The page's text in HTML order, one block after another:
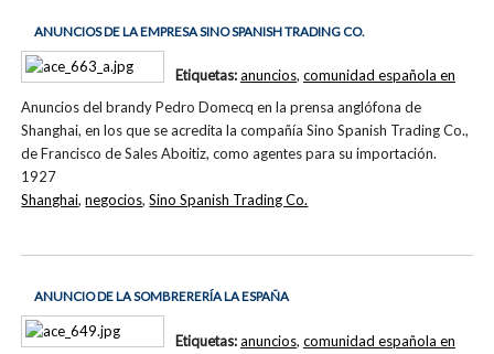
ANUNCIOS DE LA EMPRESA SINO SPANISH TRADING CO.
Anuncios del brandy Pedro Domecq en la prensa anglófona de
Shanghai, en los que se acredita la compañía Sino Spanish Trading Co.,
de Francisco de Sales Aboitiz, como agentes para su importación.
1927
Etiquetas:anuncios, comunidad española en
Shanghai,negocios,Sino Spanish Trading Co.
ANUNCIO DE LA SOMBRERERÍA LA ESPAÑA
Etiquetas:anuncios, comunidad española en